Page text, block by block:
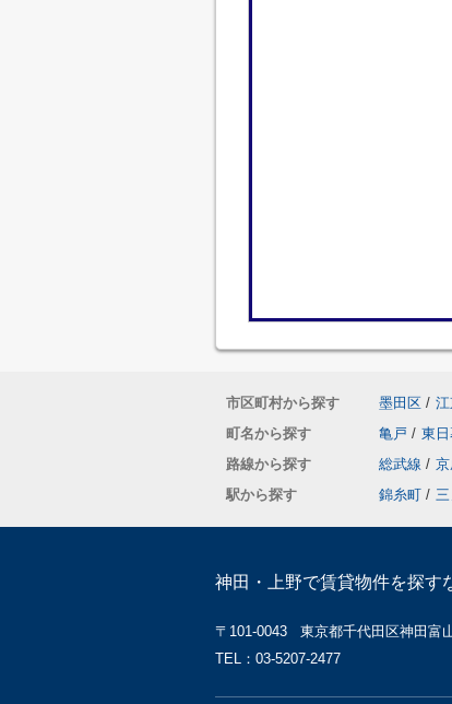
市区町村から探す 墨田区 /
町名から探す
亀戸 / 東
路線から探す
総武線 /
駅から探す
錦糸町 /
神田・上野で賃貸物件を探す
〒101-0043 東京都千代田区神田富
TEL：03-5207-2477